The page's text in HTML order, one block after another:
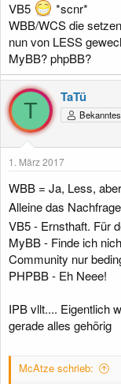
VB5
*scnr*
WBB/WCS die
nun von LESS
MyBB? phpBB?
T
TaTü
1. März 2017
WBB = Ja, Less,
Alleine das
VB5 - Ernsthaft. Für
MyBB - Finde ich
Community nur
PHPBB - Eh Neee!
IPB vllt.... Eigentlich
gerade alles gehörig
McAtze schrieb: